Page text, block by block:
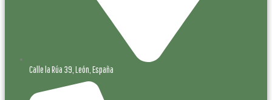
Calle la Rúa 39, León, España